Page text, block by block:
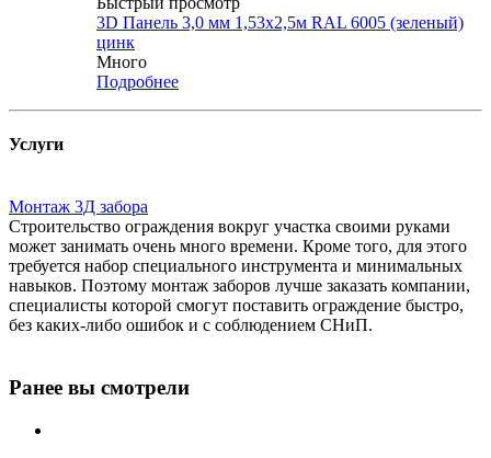
3D Панель 3,0 мм 1,53х2,5м RAL 6005 (зеленый)
цинк
Много
Подробнее
Услуги
Монтаж 3Д забора
Строительство ограждения вокруг участка своими руками
может занимать очень много времени. Кроме того, для этого
требуется набор специального инструмента и минимальных
навыков. Поэтому монтаж заборов лучше заказать компании,
специалисты которой смогут поставить ограждение быстро,
без каких-либо ошибок и с соблюдением СНиП.
Ранее вы смотрели